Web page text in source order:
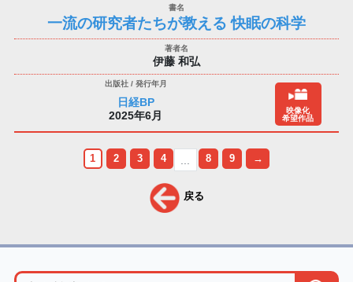
一流の研究者たちが教える 快眠の科学
伊藤 和弘
日経BP
2025年6月
映像化
希望作品
1 2 3 4 8 9 →
戻る